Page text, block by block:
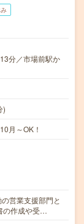
分／市場前駅か
)
月～OK！
営業支援部門と
の作成や受…